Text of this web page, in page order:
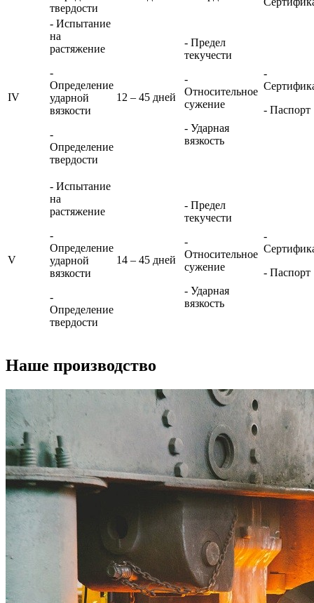
твердости
IV
- Испытание
на
растяжение
-
Определение
ударной
вязкости
-
Определение
твердости
12 – 45 дней
- Предел
текучести
-
Относительное
сужение
- Ударная
вязкость
-
- Паспорт
V
- Испытание
на
растяжение
-
Определение
ударной
вязкости
-
Определение
твердости
14 – 45 дней
- Предел
текучести
-
Относительное
сужение
- Ударная
вязкость
-
- Паспорт
Наше производство